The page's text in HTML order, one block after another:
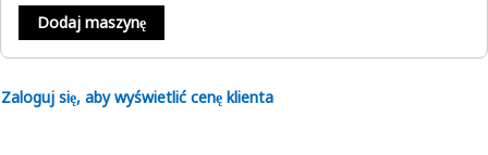
Dodaj maszynę
Zaloguj się, aby wyświetlić cenę klienta